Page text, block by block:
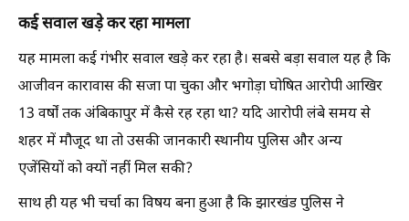
कई सवाल खड़े कर रहा मामला
यह मामला कई गंभीर सवाल खड़े कर रहा है। सबसे बड़ा सवाल यह है कि
आजीवन कारावास की सजा पा चुका और भगोड़ा घोषित आरोपी आखिर
13 वर्षों तक अंबिकापुर में कैसे रह रहा था? यदि आरोपी लंबे समय से
शहर में मौजूद था तो उसकी जानकारी स्थानीय पुलिस और अन्य
एजेंसियों को क्यों नहीं मिल सकी?
साथ ही यह भी चर्चा का विषय बना हुआ है कि झारखंड पुलिस ने